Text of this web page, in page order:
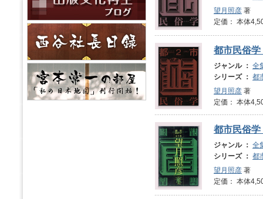
望月照彦 著
定価： 本体
都市民俗
ジャンル ： 全
シリーズ ： 都
望月照彦 著
定価： 本体
都市民俗
ジャンル ： 全
シリーズ ： 都
望月照彦 著
定価： 本体